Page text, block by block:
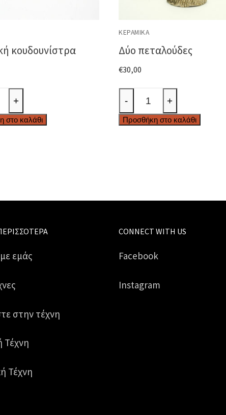
κουδουνίστρα
+
στο καλάθι
ΚΕΡΑΜΙΚΆ
Δύο πεταλούδες
€30,00
πεταλούδες
ποσότητα
- +
Προσθήκη στο καλάθι
εμάς
στην τέχνη
Τέχνη
Τέχνη
CONNECT WITH US
Facebook
Instagram